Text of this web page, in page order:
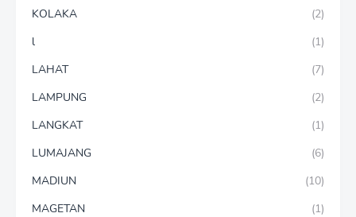
KOLAKA
(2)
l
(1)
LAHAT
(7)
LAMPUNG
(2)
LANGKAT
(1)
LUMAJANG
(6)
MADIUN
(10)
MAGETAN
(1)